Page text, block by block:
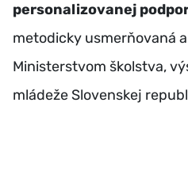
personalizovanej
metodicky usmerňovaná
Ministerstvom školstva,
mládeže Slovenskej